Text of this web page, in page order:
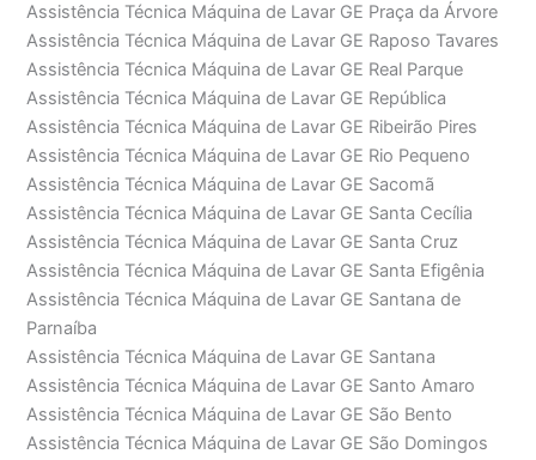
Assistência Técnica Máquina de Lavar GE Praça da Árvore
Assistência Técnica Máquina de Lavar GE Raposo Tavares
Assistência Técnica Máquina de Lavar GE Real Parque
Assistência Técnica Máquina de Lavar GE República
Assistência Técnica Máquina de Lavar GE Ribeirão Pires
Assistência Técnica Máquina de Lavar GE Rio Pequeno
Assistência Técnica Máquina de Lavar GE Sacomã
Assistência Técnica Máquina de Lavar GE Santa Cecília
Assistência Técnica Máquina de Lavar GE Santa Cruz
Assistência Técnica Máquina de Lavar GE Santa Efigênia
Assistência Técnica Máquina de Lavar GE Santana de
Parnaíba
Assistência Técnica Máquina de Lavar GE Santana
Assistência Técnica Máquina de Lavar GE Santo Amaro
Assistência Técnica Máquina de Lavar GE São Bento
Assistência Técnica Máquina de Lavar GE São Domingos